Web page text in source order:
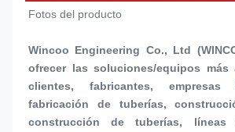
Fotos del producto
Wincoo Engineering Co., Ltd
ofrecer las soluciones/equipos más
clientes, fabricantes,
fabricación de tuberías,
construcción de tuberías, líneas